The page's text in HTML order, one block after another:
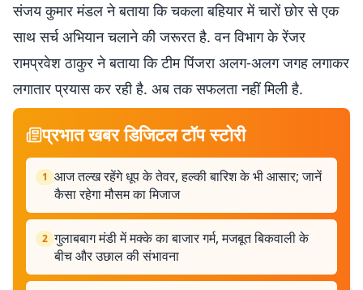
संजय कुमार मंडल ने बताया कि चकला बहियार में चारों छोर से एक
साथ सर्च अभियान चलाने की जरूरत है. वन विभाग के रेंजर
रामप्रवेश ठाकुर ने बताया कि टीम पिंजरा अलग-अलग जगह लगाकर
लगातार प्रयास कर रही है. अब तक सफलता नहीं मिली है.
प्रभात खबर डिजिटल टॉप स्टोरी
1 आज तल्ख रहेंगे धूप के तेवर, हल्की बारिश के भी आसार; जानें
कैसा रहेगा मौसम का मिजाज
2 गुलाबबाग मंडी में मक्के का बाजार गर्म, मजबूत बिकवाली के
बीच और उछाल की संभावना